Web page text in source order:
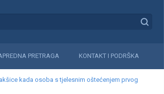
PRETRAGA KONTAKT I PODRŠKA
kada osoba s tjelesnim oštećenjem prvog